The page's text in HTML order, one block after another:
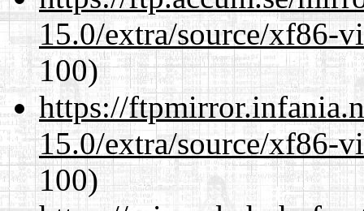
15.0/extra/source/xf86-
100)
https://
15.0/extra/source/xf86-
100)